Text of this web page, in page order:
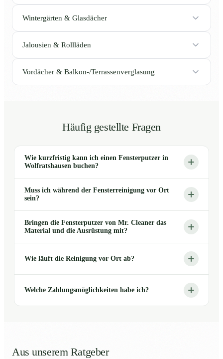
Wintergärten & Glasdächer
Jalousien & Rollläden
Vordächer & Balkon-/Terrassenverglasung
Häufig gestellte Fragen
Wie kurzfristig kann ich einen Fensterputzer in
Wolfratshausen buchen?
Muss ich während der Fensterreinigung vor Ort
sein?
Bringen die Fensterputzer von Mr. Cleaner das
Material und die Ausrüstung mit?
Wie läuft die Reinigung vor Ort ab?
Welche Zahlungsmöglichkeiten habe ich?
Aus unserem Ratgeber